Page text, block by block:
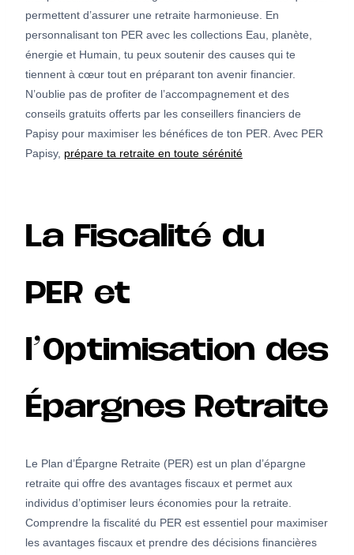
permettent d’assurer une retraite harmonieuse. En
personnalisant ton PER avec les collections Eau, planète,
énergie et Humain, tu peux soutenir des causes qui te
tiennent à cœur tout en préparant ton avenir financier.
N’oublie pas de profiter de l’accompagnement et des
conseils gratuits offerts par les conseillers financiers de
Papisy pour maximiser les bénéfices de ton PER. Avec PER
Papisy, prépare ta retraite en toute sérénité
La Fiscalité du
PER et
l’Optimisation des
Épargnes Retraite
Le Plan d’Épargne Retraite (PER) est un plan d’épargne
retraite qui offre des avantages fiscaux et permet aux
individus d’optimiser leurs économies pour la retraite.
Comprendre la fiscalité du PER est essentiel pour maximiser
les avantages fiscaux et prendre des décisions financières